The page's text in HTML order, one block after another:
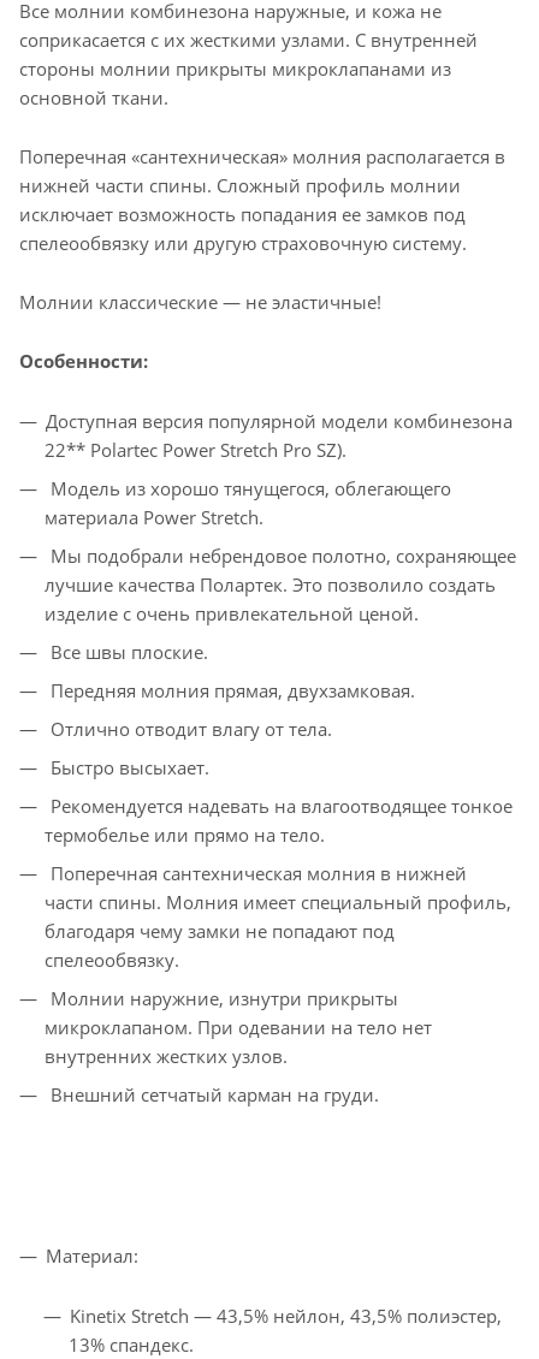
Все молнии комбинезона наружные, и кожа не
соприкасается с их жесткими узлами. С внутренней
стороны молнии прикрыты микроклапанами из
основной ткани.
Поперечная «сантехническая» молния располагается в
нижней части спины. Сложный профиль молнии
исключает возможность попадания ее замков под
спелеообвязку или другую страховочную систему.
Молнии классические — не эластичные!
Особенности:
Доступная версия популярной модели комбинезона
22** Polartec Power Stretch Pro SZ).
Модель из хорошо тянущегося, облегающего
материала Power Stretch.
Мы подобрали небрендовое полотно, сохраняющее
лучшие качества Полартек. Это позволило создать
изделие с очень привлекательной ценой.
Все швы плоские.
Передняя молния прямая, двухзамковая.
Отлично отводит влагу от тела.
Быстро высыхает.
Рекомендуется надевать на влагоотводящее тонкое
термобелье или прямо на тело.
Поперечная сантехническая молния в нижней
части спины. Молния имеет специальный профиль,
благодаря чему замки не попадают под
спелеообвязку.
Молнии наружние, изнутри прикрыты
микроклапаном. При одевании на тело нет
внутренних жестких узлов.
Внешний сетчатый карман на груди.
Материал:
Kinetix Stretch — 43,5% нейлон, 43,5% полиэстер,
13% спандекс.